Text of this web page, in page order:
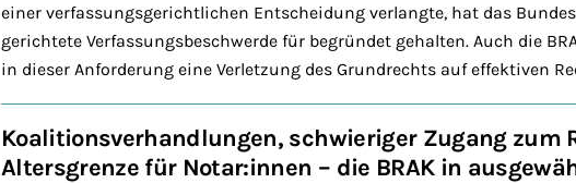
einer verfassungsgerichtlichen Entscheidung verlangte, hat das
gerichtete Verfassungsbeschwerde für begründet gehalten. Auch die
in dieser Anforderung eine Verletzung des Grundrechts auf effektiven
Koalitionsverhandlungen, schwieriger Zugang zum
Altersgrenze für Notar:innen – die BRAK in